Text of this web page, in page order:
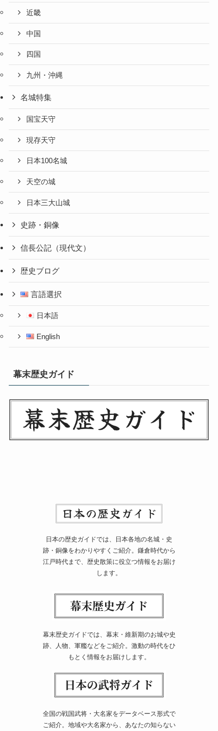
近畿
中国
四国
九州・沖縄
名城特集
国宝天守
現存天守
日本100名城
天空の城
日本三大山城
史跡・銅像
信長公記（現代文）
歴史ブログ
言語選択
日本語
English
幕末歴史ガイド
日本の歴史ガイドでは、日本各地の名城・史
跡・銅像をわかりやすくご紹介。鎌倉時代から
江戸時代まで、歴史散策に役立つ情報をお届け
します。
幕末歴史ガイドでは、幕末・維新期のお城や史
跡、人物、軍艦などをご紹介。激動の時代をひ
もとく情報をお届けします。
全国の戦国武将・大名家をデータベース形式で
ご紹介。地域や大名家から、あなたの知らない